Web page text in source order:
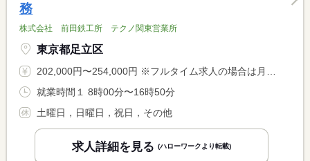
務
株式会社 前田鉄工所 テクノ関東営業所
東京都足立区
202,000円〜254,000円 ※フルタイム求人の場合は月額（換算額）、パート求人の場合は時間額を表示しています。
就業時間１ 8時00分〜16時50分
土曜日，日曜日，祝日，その他
求人詳細を見る (ハローワークより転載)